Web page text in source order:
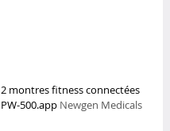
2 montres fitness connectées
PW-500.app Newgen Medicals